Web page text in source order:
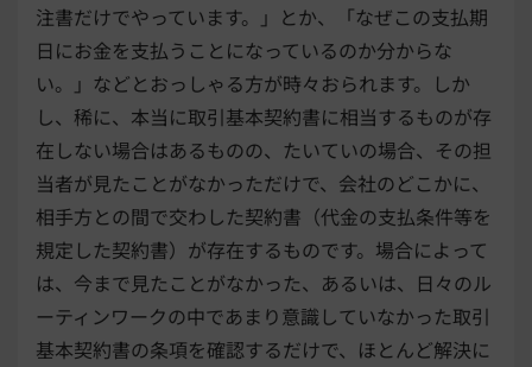
注書だけでやっています。」とか、「なぜこの支払期
日にお金を支払うことになっているのか分からな
い。」などとおっしゃる方が時々おられます。しか
し、稀に、本当に取引基本契約書に相当するものが存
在しない場合はあるものの、たいていの場合、その担
当者が見たことがなかっただけで、会社のどこかに、
相手方との間で交わした契約書（代金の支払条件等を
規定した契約書）が存在するものです。場合によって
は、今まで見たことがなかった、あるいは、日々のル
ーティンワークの中であまり意識していなかった取引
基本契約書の条項を確認するだけで、ほとんど解決に